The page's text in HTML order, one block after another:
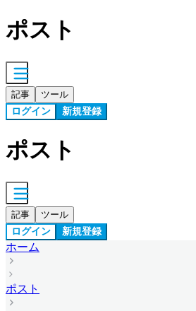
ポスト
記事 ツール
ログイン 新規登録
ポスト
記事 ツール
ログイン 新規登録
ホーム
ポスト